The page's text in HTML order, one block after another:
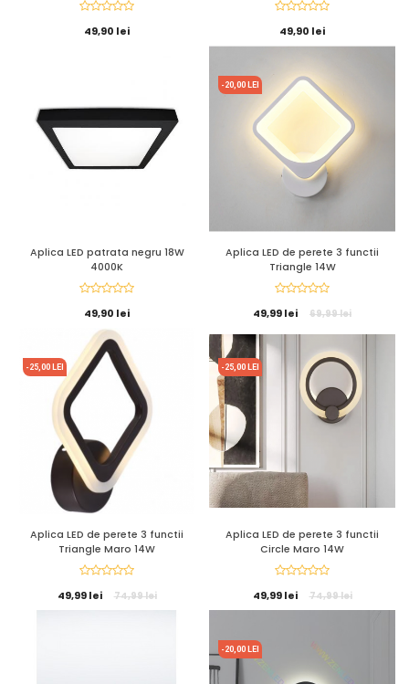
49,90 lei 49,90 lei
Aplica LED patrata negru 18W
4000K
49,90 lei
-20,00 LEI
Aplica LED de perete 3 functii
Triangle 14W
49,99 lei 69,99 lei
-25,00 LEI
Aplica LED de perete 3 functii
Triangle Maro 14W
49,99 lei 74,99 lei
-25,00 LEI
Aplica LED de perete 3 functii
Circle Maro 14W
49,99 lei 74,99 lei
-20,00 LEI